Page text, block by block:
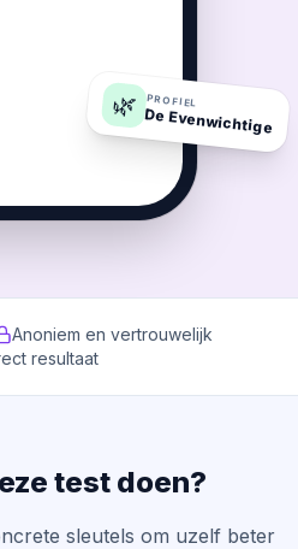
🌿 PROFIEL
De Evenwichtige
Anoniem en vertrouwelijk
resultaat
test doen?
sleutels om uzelf beter